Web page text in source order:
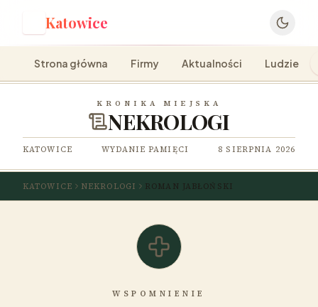
Katowice
Strona główna Firmy Aktualności Ludzie
KRONIKA MIEJSKA
NEKROLOGI
KATOWICE WYDANIE PAMIĘCI 8 SIERPNIA 2026
KATOWICE NEKROLOGI ROMAN JABŁOŃSKI
WSPOMNIENIE